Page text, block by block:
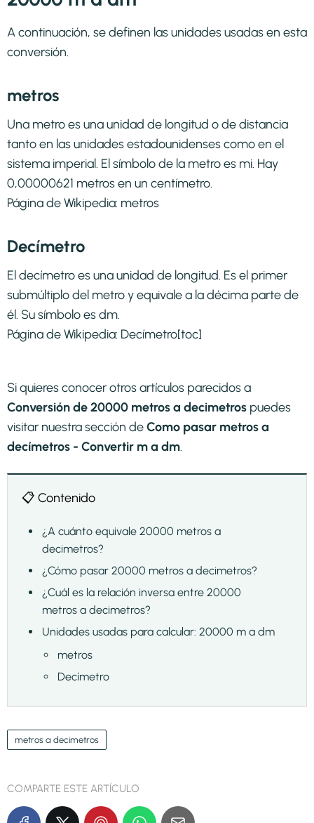
A continuación, se definen las unidades usadas en esta
conversión.
metros
Una metro es una unidad de longitud o de distancia
tanto en las unidades estadounidenses como en el
sistema imperial. El símbolo de la metro es mi. Hay
0,00000621 metros en un centímetro.
Página de Wikipedia: metros
Decímetro
El decímetro es una unidad de longitud. Es el primer
submúltiplo del metro y equivale a la décima parte de
él. Su símbolo es dm.
Página de Wikipedia: Decímetro[toc]
Si quieres conocer otros artículos parecidos a
Conversión de 20000 metros a decimetros puedes
visitar nuestra sección deComo pasar metros a
decímetros - Convertir m a dm.
📋 Contenido
¿A cuánto equivale 20000 metros a
decimetros?
¿Cómo pasar 20000 metros a decimetros?
¿Cuál es la relación inversa entre 20000
metros a decimetros?
Unidades usadas para calcular: 20000 m a dm
metros
Decímetro
metros a decimetros
COMPARTE ESTE ARTÍCULO